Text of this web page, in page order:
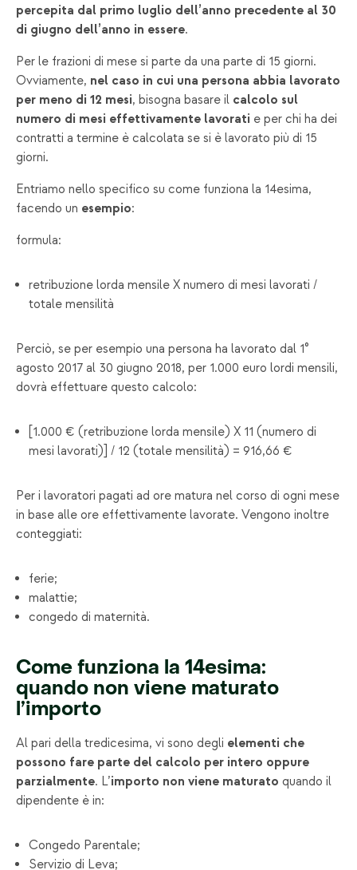
percepita dal primo luglio dell’anno precedente al 30
di giugno dell’anno in essere.
Per le frazioni di mese si parte da una parte di 15 giorni.
Ovviamente, nel caso in cui una persona abbia lavorato
per meno di 12 mesi, bisogna basare il calcolo sul
numero di mesi effettivamente lavorati e per chi ha dei
contratti a termine è calcolata se si è lavorato più di 15
giorni.
Entriamo nello specifico su come funziona la 14esima,
facendo un esempio:
formula:
retribuzione lorda mensile X numero di mesi lavorati /
totale mensilità
Perciò, se per esempio una persona ha lavorato dal 1°
agosto 2017 al 30 giugno 2018, per 1.000 euro lordi mensili,
dovrà effettuare questo calcolo:
[1.000 € (retribuzione lorda mensile) X 11 (numero di
mesi lavorati)] / 12 (totale mensilità) = 916,66 €
Per i lavoratori pagati ad ore matura nel corso di ogni mese
in base alle ore effettivamente lavorate. Vengono inoltre
conteggiati:
ferie;
malattie;
congedo di maternità.
Come funziona la 14esima:
quando non viene maturato
l’importo
Al pari della tredicesima, vi sono degli elementi che
possono fare parte del calcolo per intero oppure
parzialmente. L’importo non viene maturato quando il
dipendente è in:
Congedo Parentale;
Servizio di Leva;